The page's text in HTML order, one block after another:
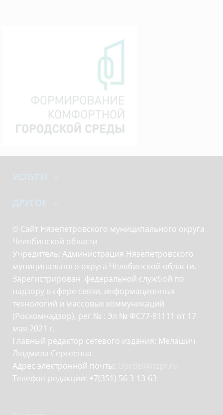
УСЛУГИ
ДРУГОЕ
© Сайт Нязепетровского муниципального округа
Челябинской области
Учредитель: Администрация Нязепетровского
муниципального округа Челябинской области.
Зарегистрирован федеральной службой по
надзору в сфере связи, информационных
технологий и массовых коммуникаций
(Роскомнадзор), рег № : Эл № ФС77-81111 от 17
мая 2021 г.
Главный редактор сетевого издания: Мелашич
Людмила Сергеевна
Адрес электронной почты:
Телефон редакции: +7(351) 56 3-13-63